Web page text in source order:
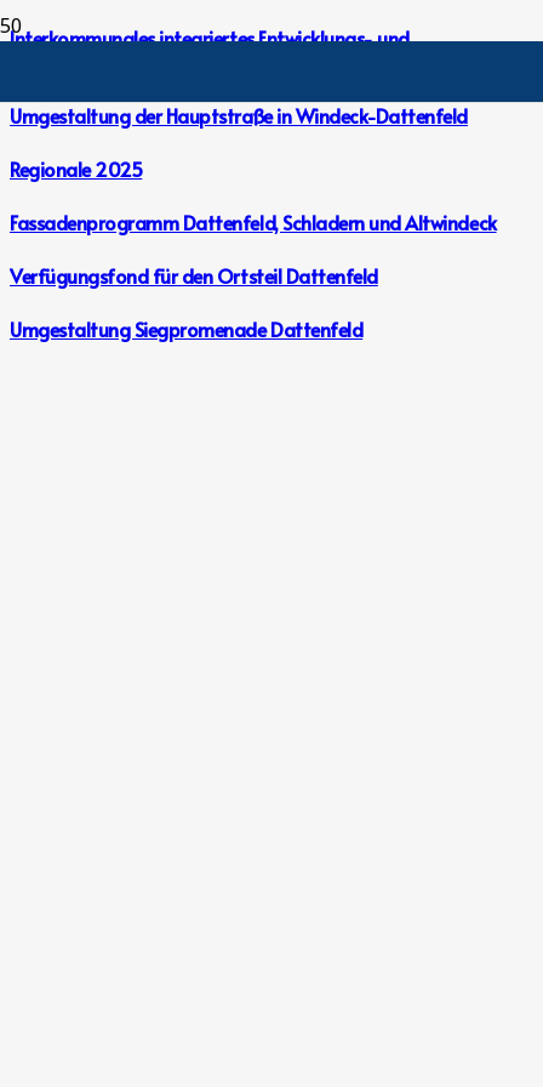
Interkommunales integriertes Entwicklungs- und
Umgestaltung der Hauptstraße in Windeck-Dattenfeld
Regionale 2025
Fassadenprogramm Dattenfeld, Schladern und Altwindeck
Verfügungsfond für den Ortsteil Dattenfeld
Umgestaltung Siegpromenade Dattenfeld